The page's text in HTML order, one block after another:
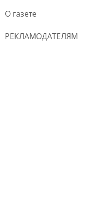
О газете
РЕКЛАМОДАТЕЛЯМ